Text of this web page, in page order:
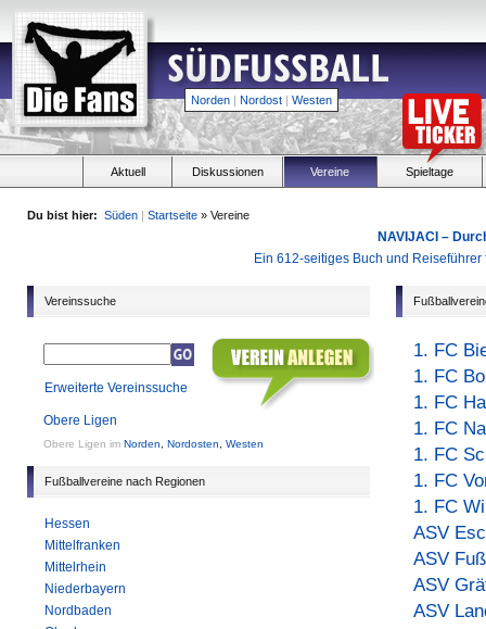
Norden | Nordost | Westen
Aktuell Diskussionen Vereine Spieltage
Du bist hier: Süden | Startseite » Vereine
NAVIJACI –
Ein 612-seitiges Buch und
Vereinssuche
Erweiterte Vereinssuche
Obere Ligen
Obere Ligen im Norden Nordosten Westen
Fußballvereine nach Regionen
Hessen
Mittelfranken
Mittelrhein
Niederbayern
Nordbaden
1. FC
1. FC
1. FC
1. FC
1. FC
1. FC
1. FC
ASV
ASV
ASV
ASV